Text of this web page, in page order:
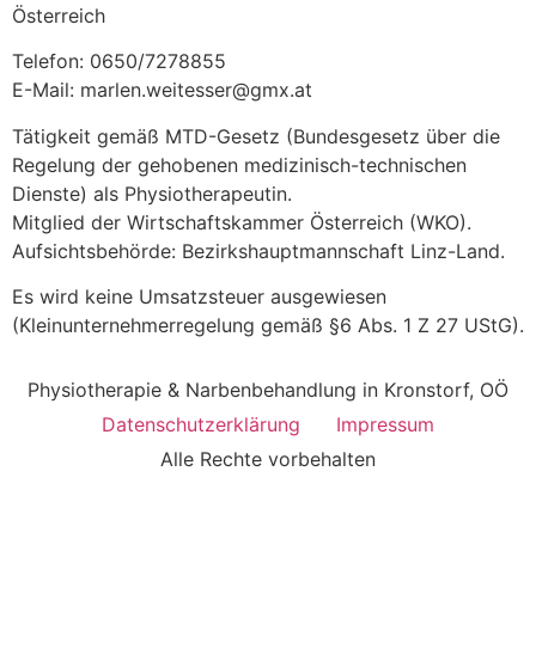
Österreich
Telefon: 0650/7278855
E-Mail: marlen.weitesser@gmx.at
Tätigkeit gemäß MTD-Gesetz (Bundesgesetz über die
Regelung der gehobenen medizinisch-technischen
Dienste) als Physiotherapeutin.
Mitglied der Wirtschaftskammer Österreich (WKO).
Aufsichtsbehörde: Bezirkshauptmannschaft Linz-Land.
Es wird keine Umsatzsteuer ausgewiesen
(Kleinunternehmerregelung gemäß §6 Abs. 1 Z 27 UStG).
Physiotherapie & Narbenbehandlung in Kronstorf, OÖ
Datenschutzerklärung
Impressum
Alle Rechte vorbehalten